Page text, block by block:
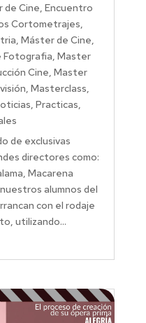
de Cine, Encuentro
Cortometrajes,
, Máster de Cine,
Fotografia, Master
Cine, Master
, Masterclass,
, Practicas,
de exclusivas
directores como:
Macarena
alumnos del
con el rodaje
utilizando...